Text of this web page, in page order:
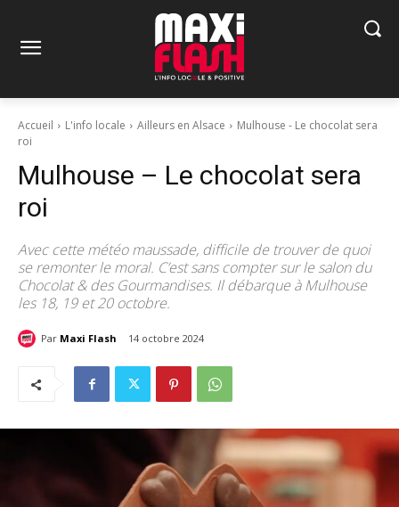
Accueil L'info locale Ailleurs en Alsace
Mulhouse - Le chocolat sera
roi
Mulhouse – Le chocolat sera
roi
Avec cette météo maussade, difficile de trouver de quoi
se remonter le moral. C’est sans compter sur le salon du
Chocolat & des Gourmandises. Il débarque à Mulhouse
les 18, 19 et 20 octobre.
Par Maxi Flash 14 octobre 2024